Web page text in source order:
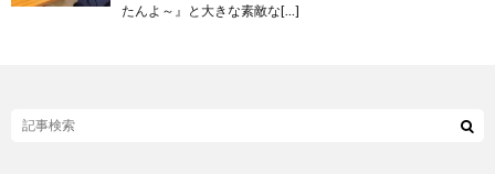
たんよ～』と大きな素敵な[…]